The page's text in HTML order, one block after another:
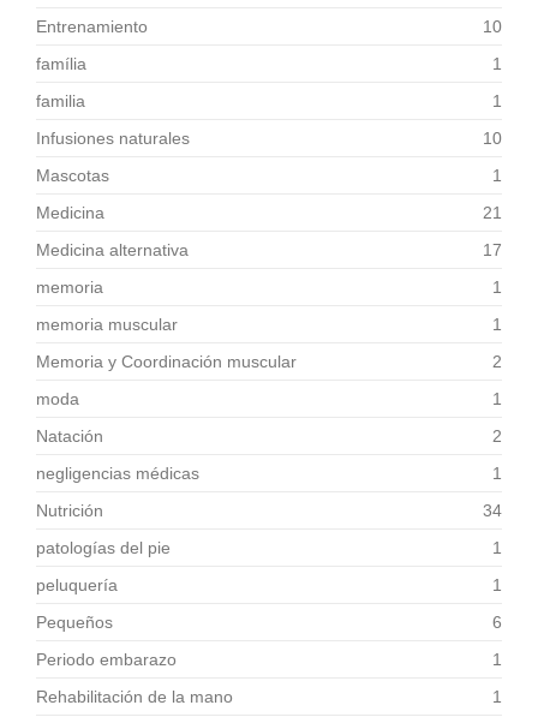
Entrenamiento
10
família
1
familia
1
Infusiones naturales
10
Mascotas
1
Medicina
21
Medicina alternativa
17
memoria
1
memoria muscular
1
Memoria y Coordinación muscular
2
moda
1
Natación
2
negligencias médicas
1
Nutrición
34
patologías del pie
1
peluquería
1
Pequeños
6
Periodo embarazo
1
Rehabilitación de la mano
1